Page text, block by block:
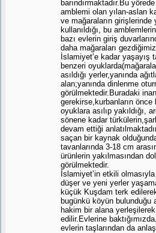
barındırmaktadır.Bu
amblemi olan yılan-aslan
ve mağaraların
kullanıldığı, bu
bazı evlerin giriş
daha mağaraları
İslamiyet’e kadar yaşayış
benzeri
asıldığı yerler,yanında
alan;yanında dinlenme
görülmektedir.Buradaki
gerekirse,kurbanların önce
oyuklara asılıp yakıldığı,
sönene kadar
devam ettiği
saçan bir kaynak
tavanlarında 3-18 cm
ürünlerin yakılmasından
görülmektedir.
İslamiyet’in etkili
düşer ve yeni yerler
küçük Kuşdam terk
bugünkü köyün bulunduğu
hakim bir alana
edilir.Evlerine
evlerin taşlarından da